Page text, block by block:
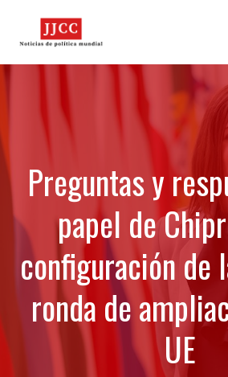
Preguntas y
papel de
configuración de
ronda de
UE